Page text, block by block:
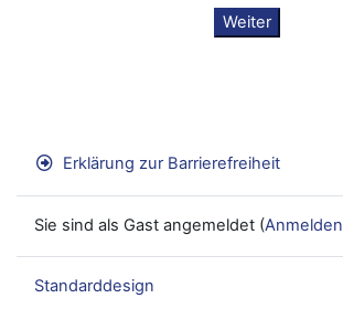
Weiter
Erklärung zur Barrierefreiheit
Sie sind als Gast angemeldet (Anmelden
Standarddesign